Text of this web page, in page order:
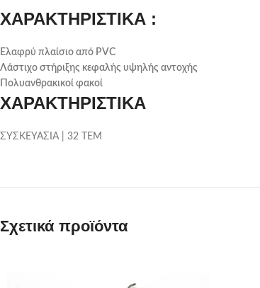
ΧΑΡΑΚΤΗΡΙΣΤΙΚΑ :
Ελαφρύ πλαίσιο από PVC
Λάστιχο στήριξης κεφαλής υψηλής αντοχής
Πολυανθρακικοί φακοί
ΧΑΡΑΚΤΗΡΙΣΤΙΚΑ
ΣΥΣΚΕΥΑΣΙΑ | 32 ΤΕΜ
Σχετικά προϊόντα